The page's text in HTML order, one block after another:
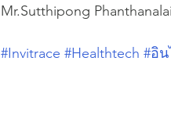
Mr.Sutthipong
#Invitrace #Healthtech #อิน